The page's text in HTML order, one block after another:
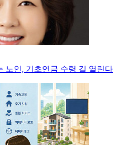
노인, 기초연금 수령 길 열린다